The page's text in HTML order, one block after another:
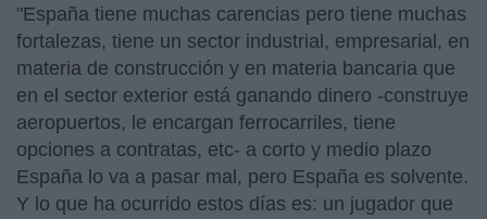
"España tiene muchas carencias pero tiene muchas
fortalezas, tiene un sector industrial, empresarial, en
materia de construcción y en materia bancaria que
en el sector exterior está ganando dinero -construye
aeropuertos, le encargan ferrocarriles, tiene
opciones a contratas, etc- a corto y medio plazo
España lo va a pasar mal, pero España es solvente.
Y lo que ha ocurrido estos días es: un jugador que